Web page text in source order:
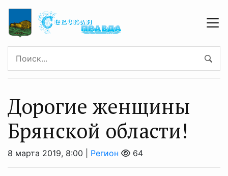
Дорогие женщины
Брянской области!
8 марта 2019, 8:00 | Регион 64